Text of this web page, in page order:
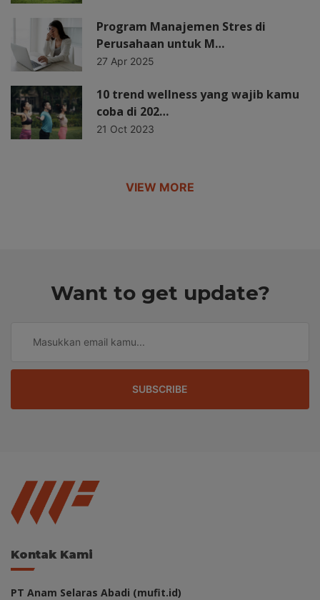
Program Manajemen Stres di
Perusahaan untuk M…
27 Apr 2025
10 trend wellness yang wajib kamu
coba di 202…
21 Oct 2023
VIEW MORE
Want to get update?
SUBSCRIBE
Kontak Kami
PT Anam Selaras Abadi (mufit.id)